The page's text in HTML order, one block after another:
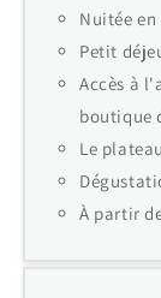
Nuitée
Petit
Accès à
boutique
Le
À partir